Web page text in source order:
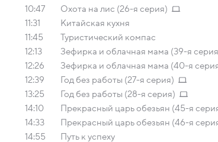
10:47
Охота на лис (26-я серия)
11:31
Китайская кухня
11:45
Туристический компас
12:13
Зефирка и облачная мама (39-я
12:26
Зефирка и облачная мама (40-я
12:39
Год без работы (27-я серия)
13:25
Год без работы (28-я серия)
14:10
Прекрасный царь обезьян (45-я
14:33
Прекрасный царь обезьян (46-я
14:55
Путь к успеху